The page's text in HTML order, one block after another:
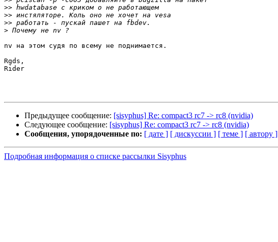
>>
>>
>>
>
nv на этом судя по всему не поднимается.
Rgds,
Rider
Предыдущее сообщение: [sisyphus] Re: compact3 rc7 -> rc8 (nvidia)
Следующее сообщение: [sisyphus] Re: compact3 rc7 -> rc8 (nvidia)
Сообщения, упорядоченные по: [ дате ] [ дискуссии ] [ теме ] [ автору ]
Подробная информация о списке рассылки Sisyphus